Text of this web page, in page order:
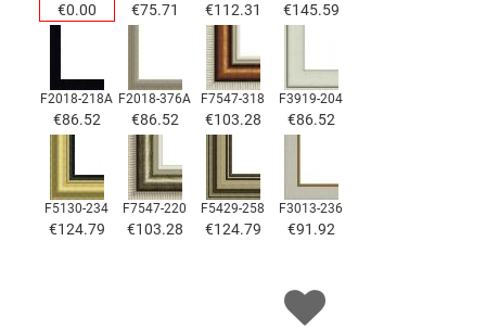
€0.00 €75.71 €112.31 €145.59
F2018-218A
€86.52
F2018-376A
€86.52
F7547-318
€103.28
F3919-204
€86.52
F5130-234
€124.79
F7547-220
€103.28
F5429-258
€124.79
F3013-236
€91.92
F7034-298